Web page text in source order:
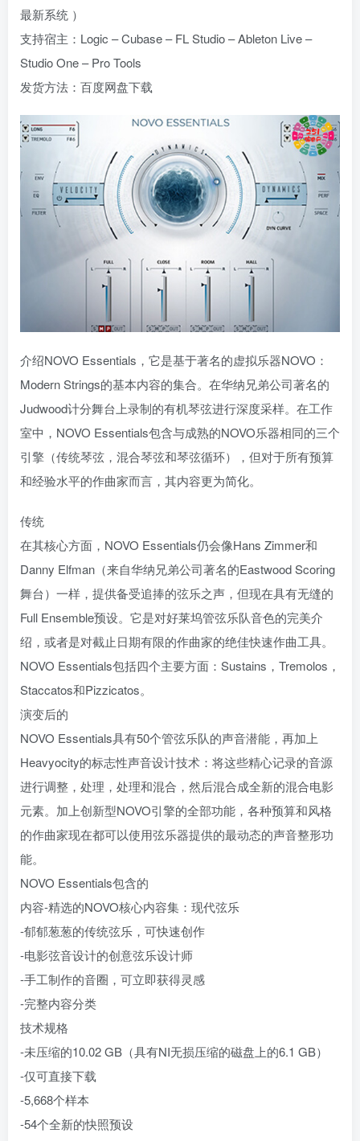
最新系统 ）
支持宿主：Logic – Cubase – FL Studio – Ableton Live –
Studio One – Pro Tools
发货方法：百度网盘下载
介绍NOVO Essentials，它是基于著名的虚拟乐器NOVO：
Modern Strings的基本内容的集合。在华纳兄弟公司著名的
Judwood计分舞台上录制的有机琴弦进行深度采样。在工作
室中，NOVO Essentials包含与成熟的NOVO乐器相同的三个
引擎（传统琴弦，混合琴弦和琴弦循环），但对于所有预算
和经验水平的作曲家而言，其内容更为简化。
传统
在其核心方面，NOVO Essentials仍会像Hans Zimmer和
Danny Elfman（来自华纳兄弟公司著名的Eastwood Scoring
舞台）一样，提供备受追捧的弦乐之声，但现在具有无缝的
Full Ensemble预设。它是对好莱坞管弦乐队音色的完美介
绍，或者是对截止日期有限的作曲家的绝佳快速作曲工具。
NOVO Essentials包括四个主要方面：Sustains，Tremolos，
Staccatos和Pizzicatos。
演变后的
NOVO Essentials具有50个管弦乐队的声音潜能，再加上
Heavyocity的标志性声音设计技术：将这些精心记录的音源
进行调整，处理，处理和混合，然后混合成全新的混合电影
元素。加上创新型NOVO引擎的全部功能，各种预算和风格
的作曲家现在都可以使用弦乐器提供的最动态的声音整形功
能。
NOVO Essentials包含的
内容-精选的NOVO核心内容集：现代弦乐
-郁郁葱葱的传统弦乐，可快速创作
-电影弦音设计的创意弦乐设计师
-手工制作的音圈，可立即获得灵感
-完整内容分类
技术规格
-未压缩的10.02 GB（具有NI无损压缩的磁盘上的6.1 GB）
-仅可直接下载
-5,668个样本
-54个全新的快照预设